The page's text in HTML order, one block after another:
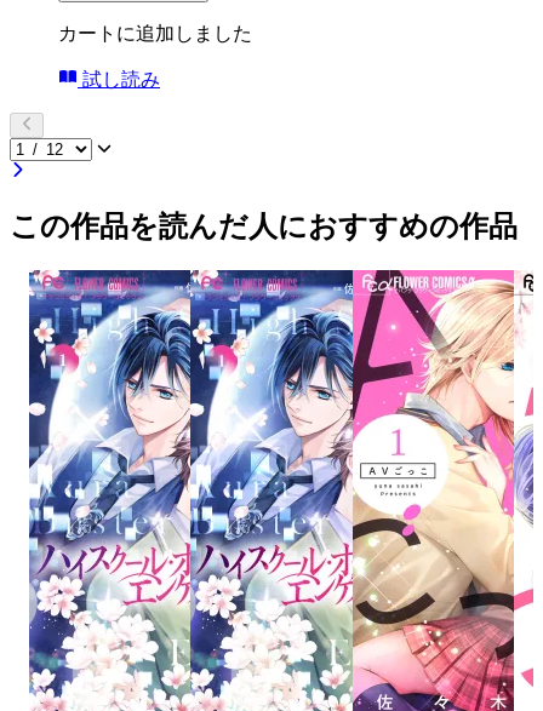
カートに追加しました
試し読み
この作品を読んだ人におすすめの作品